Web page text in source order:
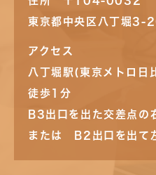
東京都中央区八丁堀
アクセス
八丁堀駅(東京メトロ日
徒歩1分
B3出口を出た交差点の
または B2出口を出て